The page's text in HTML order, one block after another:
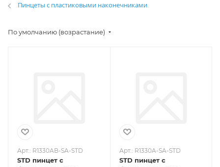
Пинцеты с пластиковыми наконечниками
По умолчанию (возрастание)
Арт.: R1330AB-SA-STD
STD пинцет с
Арт.: R1330A-SA-STD
STD пинцет с